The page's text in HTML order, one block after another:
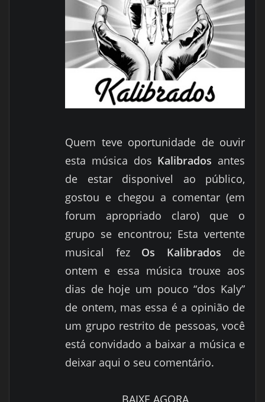
Quem teve oportunidade de ouvir
esta música dos Kalibrados antes
de estar disponivel ao público,
gostou e chegou a comentar (em
forum apropriado claro) que o
grupo se encontrou; Esta vertente
musical fez Os Kalibrados de
ontem e essa música trouxe aos
dias de hoje um pouco “dos Kaly”
de ontem, mas essa é a opinião de
um grupo restrito de pessoas, você
está convidado a baixar a música e
deixar aqui o seu comentário.